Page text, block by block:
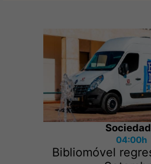
04:00h
Bibliomóvel